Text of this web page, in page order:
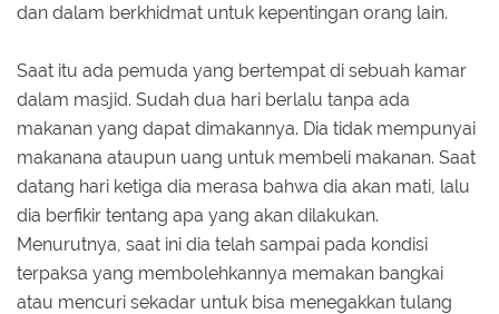
dan dalam berkhidmat untuk kepentingan orang lain.
Saat itu ada pemuda yang bertempat di sebuah kamar
dalam masjid. Sudah dua hari berlalu tanpa ada
makanan yang dapat dimakannya. Dia tidak mempunyai
makanana ataupun uang untuk membeli makanan. Saat
datang hari ketiga dia merasa bahwa dia akan mati, lalu
dia berfikir tentang apa yang akan dilakukan.
Menurutnya, saat ini dia telah sampai pada kondisi
terpaksa yang membolehkannya memakan bangkai
atau mencuri sekadar untuk bisa menegakkan tulang